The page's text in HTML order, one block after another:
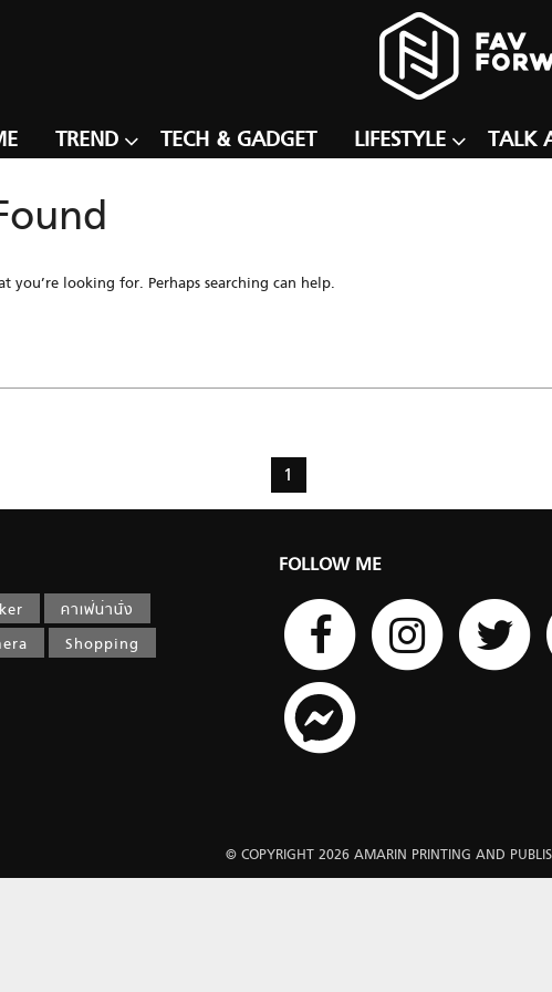
TREND TECH & GADGET LIFESTYLE TALK
you’re looking for. Perhaps searching can help.
1
คาเฟ่น่านั่ง
Shopping
FOLLOW ME
© COPYRIGHT 2026 AMARIN PRINTING AND